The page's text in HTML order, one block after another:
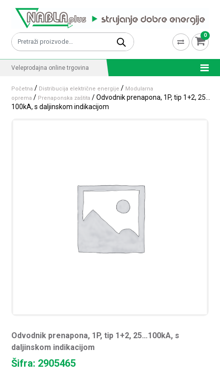
Pretraži: 0
Veleprodajna online trgovina
Početna / Distribucija električne energije / Modularna
oprema / Prenaponska zaštita / Odvodnik prenapona, 1P, tip 1+2, 25…
100kA, s daljinskom indikacijom
Odvodnik prenapona, 1P, tip 1+2, 25…100kA, s
daljinskom indikacijom
Šifra: 2905465